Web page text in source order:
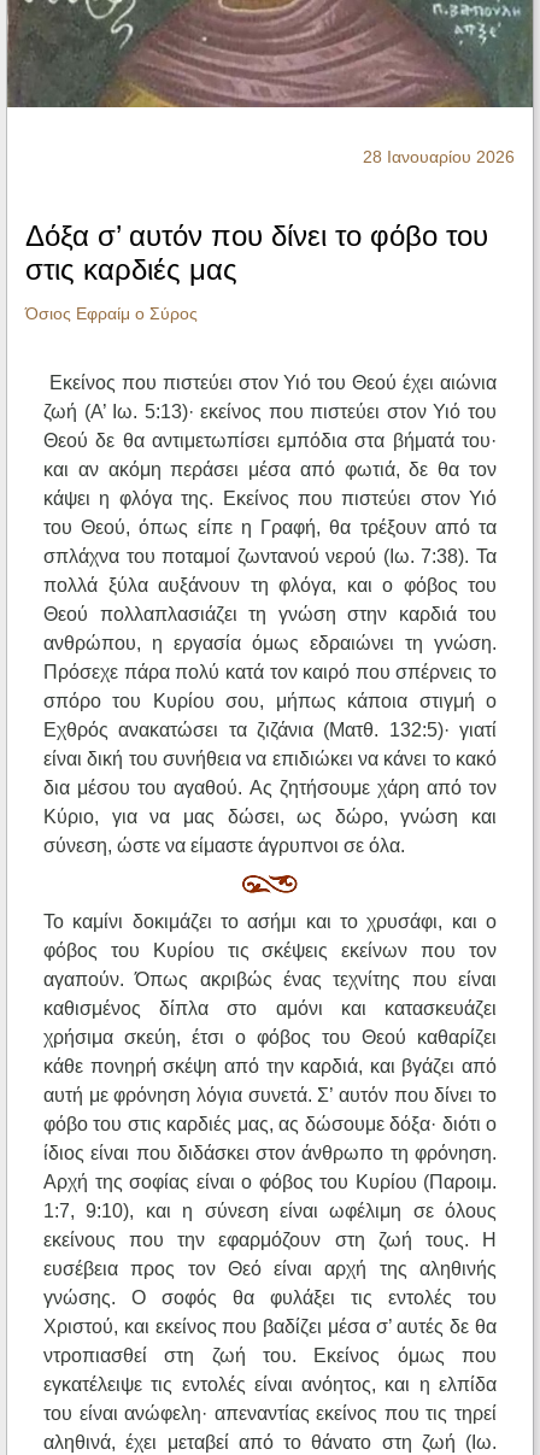
Ηχητικά
28 Ιανουαρίου 2026
Δόξα σ’ αυτόν που δίνει το φόβο του
στις καρδιές μας
Όσιος Εφραίμ ο Σύρος
Εκείνος που πιστεύει στον Υιό του Θεού έχει αιώνια
ζωή (Α’ Ιω. 5:13)· εκείνος που πιστεύει στον Υιό του
Θεού δε θα αντιμετωπίσει εμπόδια στα βήματά του·
και αν ακόμη περάσει μέσα από φωτιά, δε θα τον
κάψει η φλόγα της. Εκείνος που πιστεύει στον Υιό
του Θεού, όπως είπε η Γραφή, θα τρέξουν από τα
σπλάχνα του ποταμοί ζωντανού νερού (Ιω. 7:38). Τα
πολλά ξύλα αυξάνουν τη φλόγα, και ο φόβος του
Θεού πολλαπλασιάζει τη γνώση στην καρδιά του
ανθρώπου, η εργασία όμως εδραιώνει τη γνώση.
Πρόσεχε πάρα πολύ κατά τον καιρό που σπέρνεις το
σπόρο του Κυρίου σου, μήπως κάποια στιγμή ο
Εχθρός ανακατώσει τα ζιζάνια (Ματθ. 132:5)· γιατί
είναι δική του συνήθεια να επιδιώκει να κάνει το κακό
δια μέσου του αγαθού. Ας ζητήσουμε χάρη από τον
Κύριο, για να μας δώσει, ως δώρο, γνώση και
σύνεση, ώστε να είμαστε άγρυπνοι σε όλα.
Το καμίνι δοκιμάζει το ασήμι και το χρυσάφι, και ο
φόβος του Κυρίου τις σκέψεις εκείνων που τον
αγαπούν. Όπως ακριβώς ένας τεχνίτης που είναι
καθισμένος δίπλα στο αμόνι και κατασκευάζει
χρήσιμα σκεύη, έτσι ο φόβος του Θεού καθαρίζει
κάθε πονηρή σκέψη από την καρδιά, και βγάζει από
αυτή με φρόνηση λόγια συνετά. Σ’ αυτόν που δίνει το
φόβο του στις καρδιές μας, ας δώσουμε δόξα· διότι ο
ίδιος είναι που διδάσκει στον άνθρωπο τη φρόνηση.
Αρχή της σοφίας είναι ο φόβος του Κυρίου (Παροιμ.
1:7, 9:10), και η σύνεση είναι ωφέλιμη σε όλους
εκείνους που την εφαρμόζουν στη ζωή τους. Η
ευσέβεια προς τον Θεό είναι αρχή της αληθινής
γνώσης. Ο σοφός θα φυλάξει τις εντολές του
Χριστού, και εκείνος που βαδίζει μέσα σ’ αυτές δε θα
ντροπιασθεί στη ζωή του. Εκείνος όμως που
εγκατέλειψε τις εντολές είναι ανόητος, και η ελπίδα
του είναι ανώφελη· απεναντίας εκείνος που τις τηρεί
αληθινά, έχει μεταβεί από το θάνατο στη ζωή (Ιω.